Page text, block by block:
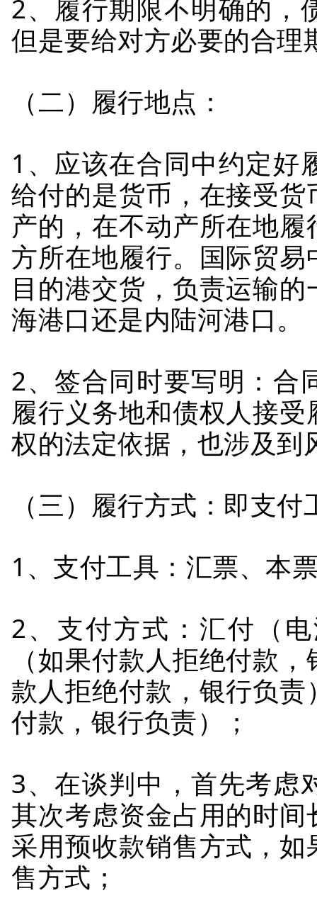
2、履行期限不明确的，
但是要给对方必要的合理
（二）履行地点：
1、应该在合同中约定好
给付的是货币，在接受
产的，在不动产所在地
方所在地履行。国际贸
目的港交货，负责运输
海港口还是内陆河港口。
2、签合同时要写明：合
履行义务地和债权人接
权的法定依据，也涉及
（三）履行方式：即支
1、支付工具：汇票、本
2、支付方式：汇付（
（如果付款人拒绝付款
款人拒绝付款，银行负
付款，银行负责）；
3、在谈判中，首先考虑
其次考虑资金占用的时
采用预收款销售方式，
售方式；